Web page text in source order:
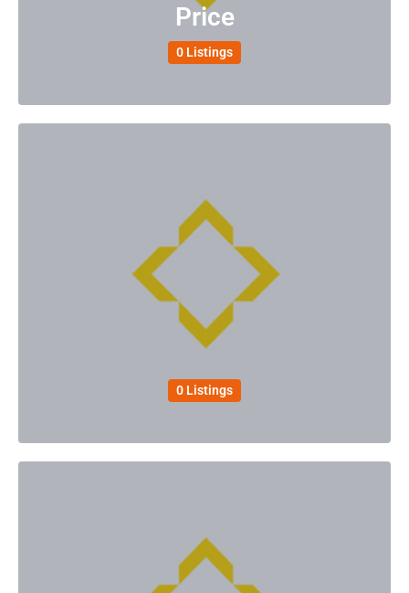
Price
0 Listings
0 Listings